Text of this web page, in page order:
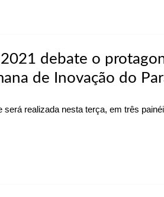
debate o
de Inovação do
será realizada nesta terça, em três